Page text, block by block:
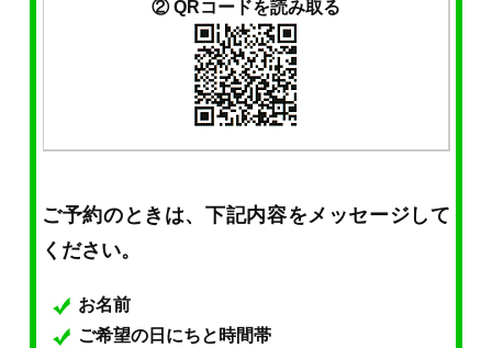
② QRコードを読み取る
ご予約のときは、下記内容をメッセージして
ください。
お名前
ご希望の日にちと時間帯